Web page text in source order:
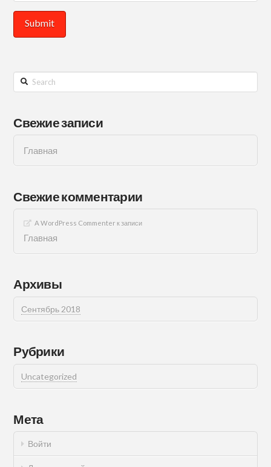
Search
Свежие записи
Главная
Свежие комментарии
A WordPress Commenterк записи
Главная
Архивы
Сентябрь 2018
Рубрики
Uncategorized
Мета
Войти